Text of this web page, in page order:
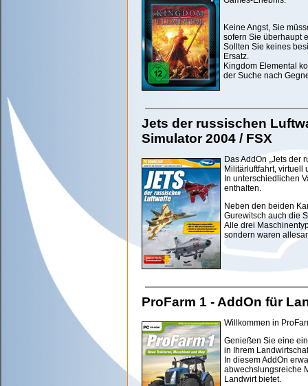
Keine Angst, Sie
sofern Sie überhaupt
Sollten Sie keines
Ersatz.
Kingdom Elemental
der Suche nach
Jets der russischen
Simulator 2004 / FSX
Das AddOn „Jets der
Militärluftfahrt, virtuell
In unterschiedlichen
enthalten.
Neben den beiden
Gurewitsch auch die
Alle drei
sondern waren
ProFarm 1 - AddOn für
Willkommen in
Genießen Sie eine
in Ihrem
In diesem AddOn
abwechslungsreiche
Landwirt bietet.